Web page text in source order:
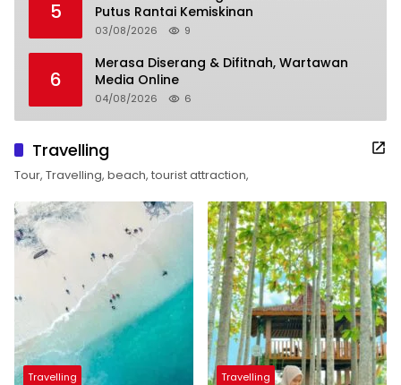
5
Putus Rantai Kemiskinan
03/08/2026 9
6
Merasa Diserang & Difitnah, Wartawan
Media Online
04/08/2026 6
Travelling
Tour, Travelling, beach, tourist attraction,
Travelling Travelling